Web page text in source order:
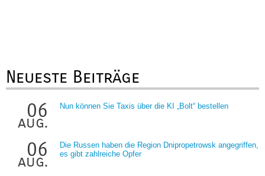
Neueste Beiträge
06
aug.
Nun können Sie Taxis über die KI „Bolt“ bestellen
06
aug.
Die Russen haben die Region Dnipropetrowsk angegriffen,
es gibt zahlreiche Opfer